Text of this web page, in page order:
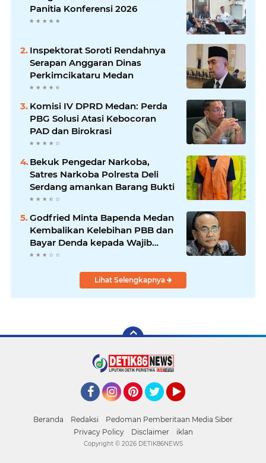
Panitia Konferensi 2026
Inspektorat Soroti Rendahnya
Serapan Anggaran Dinas
Perkimcikataru Medan
Komisi IV DPRD Medan: Perda
PBG Solusi Atasi Kebocoran
PAD dan Birokrasi
Bekuk Pengedar Narkoba,
Satres Narkoba Polresta Deli
Serdang amankan Barang Bukti
Godfried Minta Bapenda Medan
Kembalikan Kelebihan PBB dan
Bayar Denda kepada Wajib
Pajak
Lihat Selengkapnya
Beranda Redaksi
Pedoman Pemberitaan Media Siber
Privacy Policy
Disclaimer iklan
Copyright © 2026 DETIK86NEWS